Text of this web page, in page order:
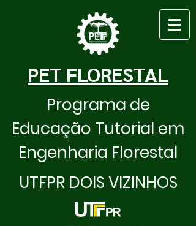
PET FLORESTAL
Programa de
Educação Tutorial em
Engenharia Florestal
UTFPR DOIS VIZINHOS